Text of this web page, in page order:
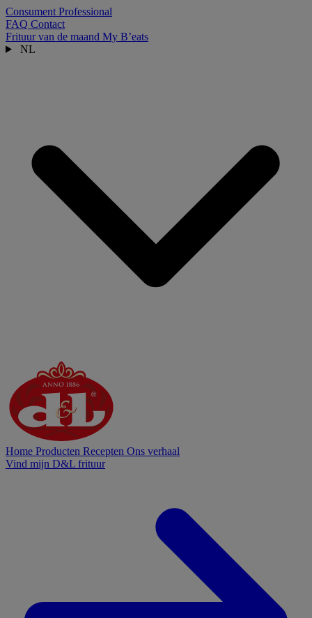
Consument Professional
FAQ Contact
Frituur van de maand My B’eats
NL
Home Producten Recepten Ons verhaal
Vind mijn D&L frituur